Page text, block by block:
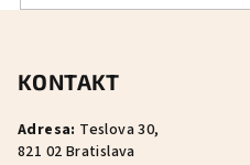
KONTAKT
Adresa: Teslova 30,
821 02 Bratislava